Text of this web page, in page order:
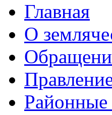
Главная
О
Районные